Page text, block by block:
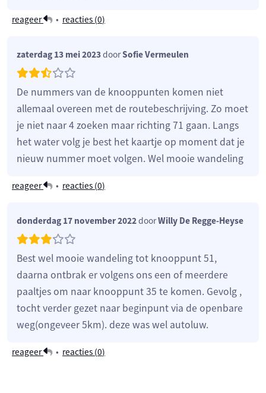
reageer • reacties (0)
zaterdag 13 mei 2023doorSofie Vermeulen
De nummers van de knooppunten komen niet
allemaal overeen met de routebeschrijving. Zo moet
je niet naar 4 zoeken maar richting 71 gaan. Langs
het water volg je best het kaartje op moment dat je
nieuw nummer moet volgen. Wel mooie wandeling
reageer • reacties (0)
donderdag 17 november 2022doorWilly De Regge-Heyse
Best wel mooie wandeling tot knooppunt 51,
daarna ontbrak er volgens ons een of meerdere
paaltjes om naar knooppunt 35 te komen. Gevolg ,
tocht verder gezet naar beginpunt via de openbare
weg(ongeveer 5km). deze was wel autoluw.
reageer • reacties (0)